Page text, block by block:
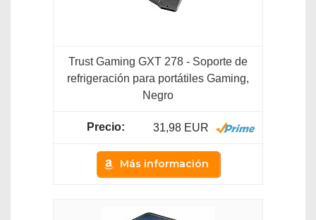
Trust Gaming GXT 278 - Soporte de
refrigeración para portátiles Gaming,
Negro
31,98 EUR
Más información